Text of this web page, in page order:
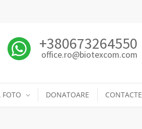
+380673264550
office.ro@biotexcom.com
FOTO DONATOARE CONTACTE